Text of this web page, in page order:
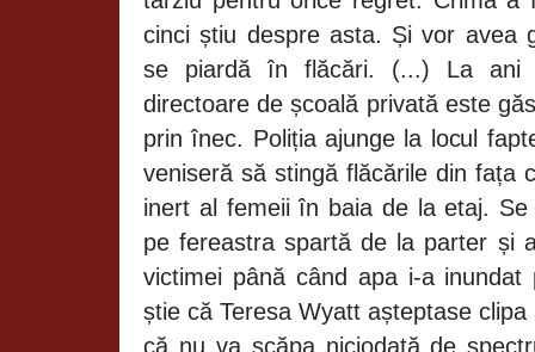
cinci știu despre asta. Și vor avea
se piardă în flăcări. (...) La ani
directoare de școală privată este
prin înec. Poliția ajunge la locul
veniseră să stingă flăcările din fața
inert al femeii în baia de la etaj.
pe fereastra spartă de la parter și
victimei până când apa i-a inundat
știe că Teresa Wyatt așteptase
că nu va scăpa niciodată de